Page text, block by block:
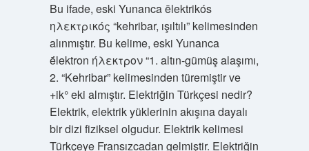
Bu ifade, eski Yunanca ēlektrikós
ηλεκτρικός “kehribar, ışıltılı” kelimesinden
alınmıştır. Bu kelime, eski Yunanca
ḗlektron ήλεκτρον “1. altın-gümüş alaşımı,
2. “Kehribar” kelimesinden türemiştir ve
+ik° eki almıştır. Elektriğin Türkçesi nedir?
Elektrik, elektrik yüklerinin akışına dayalı
bir dizi fiziksel olgudur. Elektrik kelimesi
Türkçeye Fransızcadan gelmiştir. Elektriğin